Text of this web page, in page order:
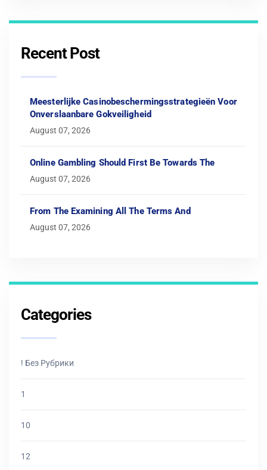
Recent Post
Meesterlijke Casinobeschermingsstrategieën Voor
Onverslaanbare Gokveiligheid
August 07, 2026
Online Gambling Should First Be Towards The
August 07, 2026
From The Examining All The Terms And
August 07, 2026
Categories
! Без Рубрики
1
10
12